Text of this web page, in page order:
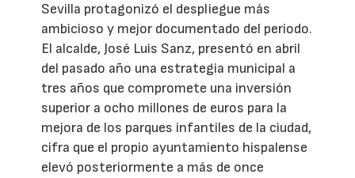
Sevilla protagonizó el despliegue más
ambicioso y mejor documentado del periodo.
El alcalde, José Luis Sanz, presentó en abril
del pasado año una estrategia municipal a
tres años que compromete una inversión
superior a ocho millones de euros para la
mejora de los parques infantiles de la ciudad,
cifra que el propio ayuntamiento hispalense
elevó posteriormente a más de once